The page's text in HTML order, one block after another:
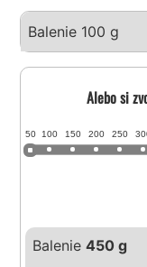
Balenie 100 g
Alebo si
50 100 150 200 250
Balenie450 g